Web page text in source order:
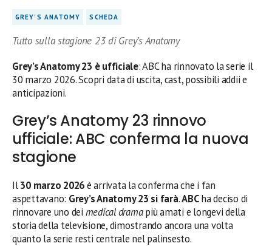
GREY'S ANATOMY SCHEDA
Tutto sulla stagione 23 di Grey’s Anatomy
Grey’s Anatomy 23 è ufficiale: ABC ha rinnovato la serie il
30 marzo 2026. Scopri data di uscita, cast, possibili addii e
anticipazioni.
Grey’s Anatomy 23 rinnovo
ufficiale: ABC conferma la nuova
stagione
Il30 marzo 2026è arrivata la conferma che i fan
aspettavano: Grey’s Anatomy 23 si farà.ABCha deciso di
rinnovare uno dei medical dramapiù amati e longevi della
storia della televisione, dimostrando ancora una volta
quanto la serie resti centrale nel palinsesto.